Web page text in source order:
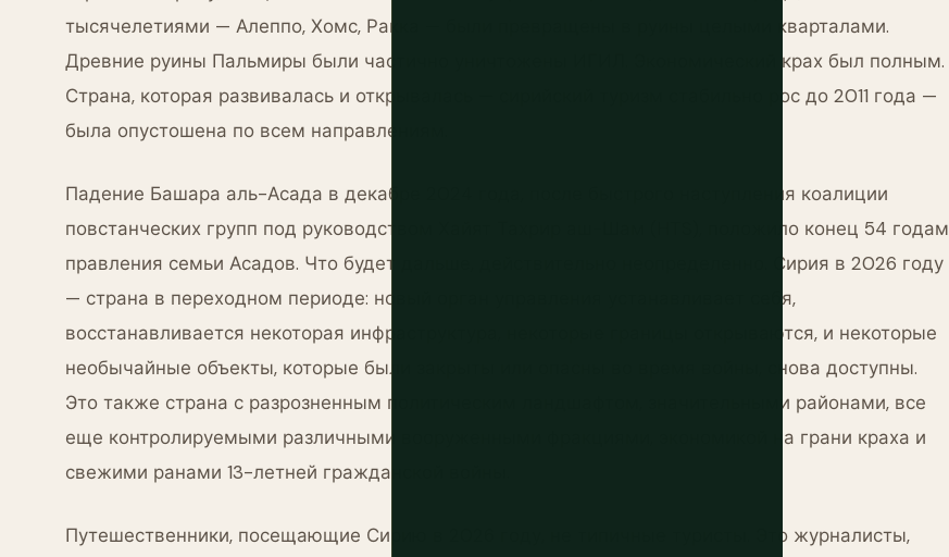
тысячелетиями — Алеппо, Хомс, Ракка — были превращены в руины целыми кварталами.
Древние руины Пальмиры были частично уничтожены ИГИЛ. Экономический крах был полным.
Страна, которая развивалась и открывалась — сирийский туризм стабильно рос до 2011 года —
была опустошена по всем направлениям.
Падение Башара аль-Асада в декабре 2024 года, после быстрого наступления коалиции
повстанческих групп под руководством Хайят Тахрир аш-Шам (HTS), положило конец 54 годам
правления семьи Асадов. Что будет дальше, действительно неопределенно. Сирия в 2026 году
— страна в переходном периоде: новый орган управления устанавливает себя,
восстанавливается некоторая инфраструктура, некоторые границы открываются, и некоторые
необычайные объекты, которые были закрыты или опасны во время войны, снова доступны.
Это также страна с разрозненным политическим ландшафтом, значительными районами, все
еще контролируемыми различными вооруженными фракциями, экономикой на грани краха и
свежими ранами 13-летней гражданской войны.
Путешественники, посещающие Сирию в 2026 году, не типичные туристы. Это журналисты,